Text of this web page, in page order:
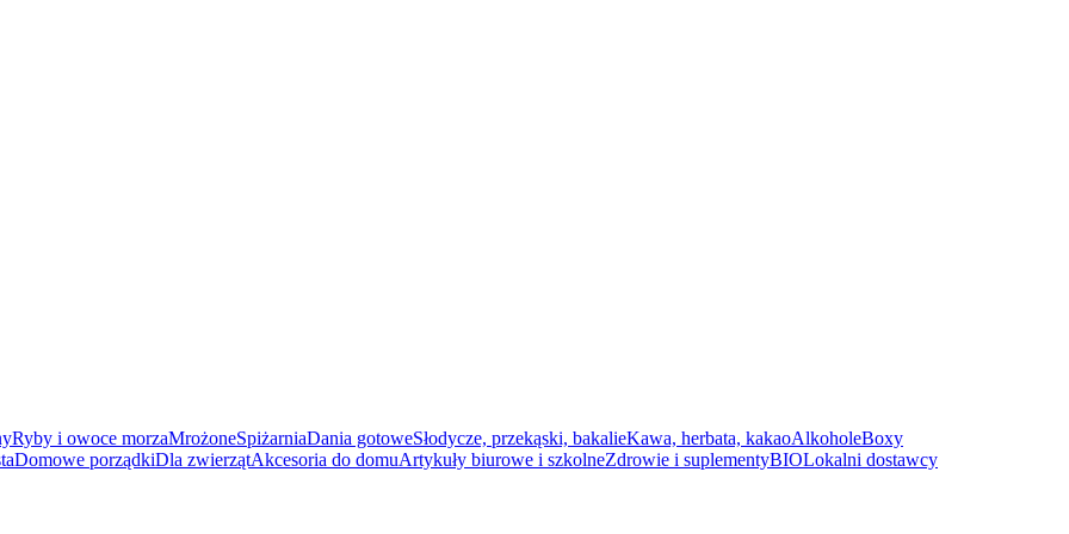
Ryby i owoce morzaMrożoneSpiżarniaDania gotoweSłodycze, przekąski, bakalieKawa, herbata, kakaoAlkoholeBoxy
Domowe porządkiDla zwierzątAkcesoria do domuArtykuły biurowe i szkolneZdrowie i suplementyBIOLokalni dostawcy